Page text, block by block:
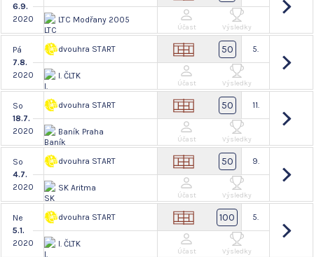
6.9.
2020
LTC Modřany 2005
Účast Výsledky
Pá
7.8.
2020
dvouhra START
I. ČLTK
50 5.
Účast Výsledky
So
18.7.
2020
dvouhra START
Baník Praha
50 11.
Účast Výsledky
So
4.7.
2020
dvouhra START
SK Aritma
50 9.
Účast Výsledky
Ne
5.1.
2020
dvouhra START
I. ČLTK
100 5.
Účast Výsledky